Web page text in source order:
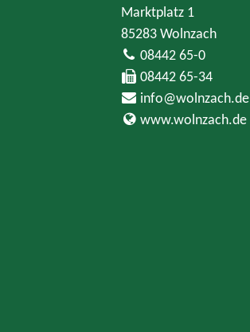
Marktplatz 1
85283 Wolnzach
08442 65-0
08442 65-34
info@wolnzach.de
www.wolnzach.de